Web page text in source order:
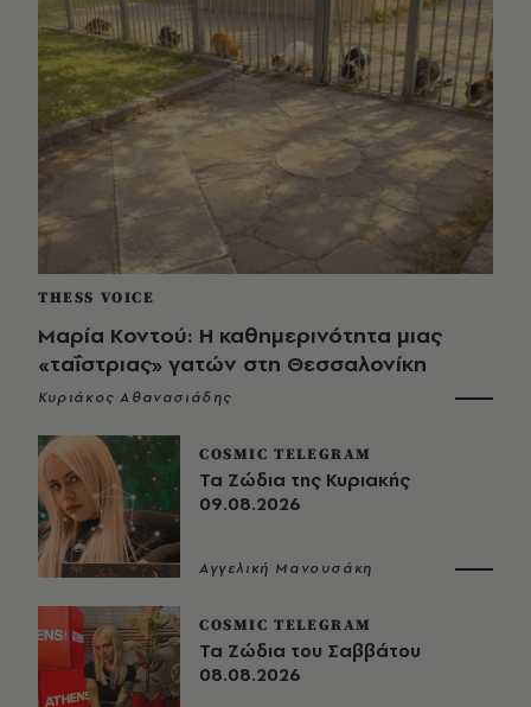
THESS VOICE
Μαρία Κοντού: Η καθημερινότητα μιας
«ταΐστριας» γατών στη Θεσσαλονίκη
Κυριάκος Αθανασιάδης
COSMIC TELEGRAM
Τα Ζώδια της Κυριακής
09.08.2026
Αγγελική Μανουσάκη
COSMIC TELEGRAM
Τα Ζώδια του Σαββάτου
08.08.2026